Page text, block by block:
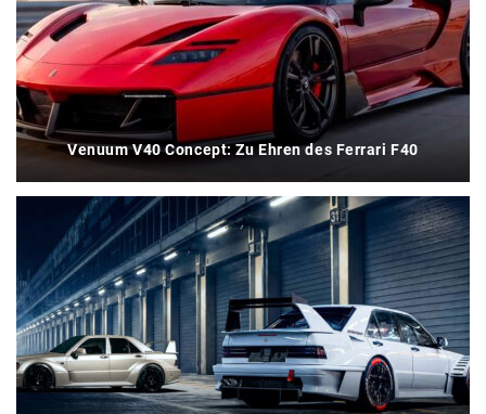
Venuum V40 Concept: Zu Ehren des Ferrari F40